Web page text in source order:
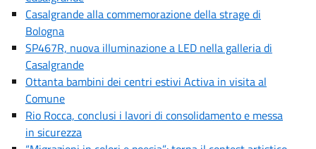
Casalgrande alla commemorazione della strage di
Bologna
SP467R, nuova illuminazione a LED nella galleria di
Casalgrande
Ottanta bambini dei centri estivi Activa in visita al
Comune
Rio Rocca, conclusi i lavori di consolidamento e messa
in sicurezza